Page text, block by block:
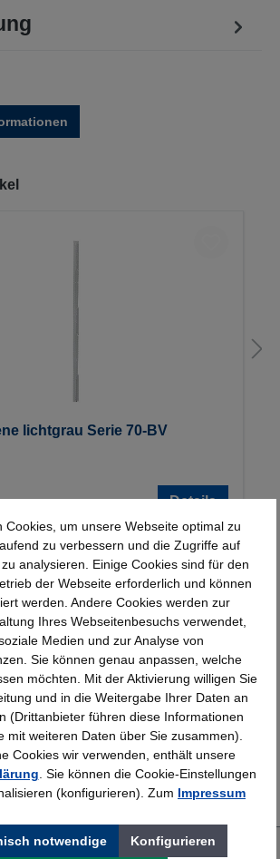
lichtgrau Serie 70-BV
Details
Topmarken
Faire Preise
Kostenlose Beratung
(04205) 635940
Cookies, um unsere Webseite optimal zu
zu verbessern und die Zugriffe auf
analysieren. Einige Cookies sind für den
der Webseite erforderlich und können
werden. Andere Cookies werden zur
Ihres Webseitenbesuchs verwendet,
Medien und zur Analyse von
Sie können genau anpassen, welche
möchten. Mit der Aktivierung willigen Sie
und in die Weitergabe Ihrer Daten an
(Drittanbieter führen diese Informationen
mit weiteren Daten über Sie zusammen).
Cookies wir verwenden, enthält unsere
. Sie können die Cookie-Einstellungen
(konfigurieren). Zum Impressum
notwendige Konfigurieren